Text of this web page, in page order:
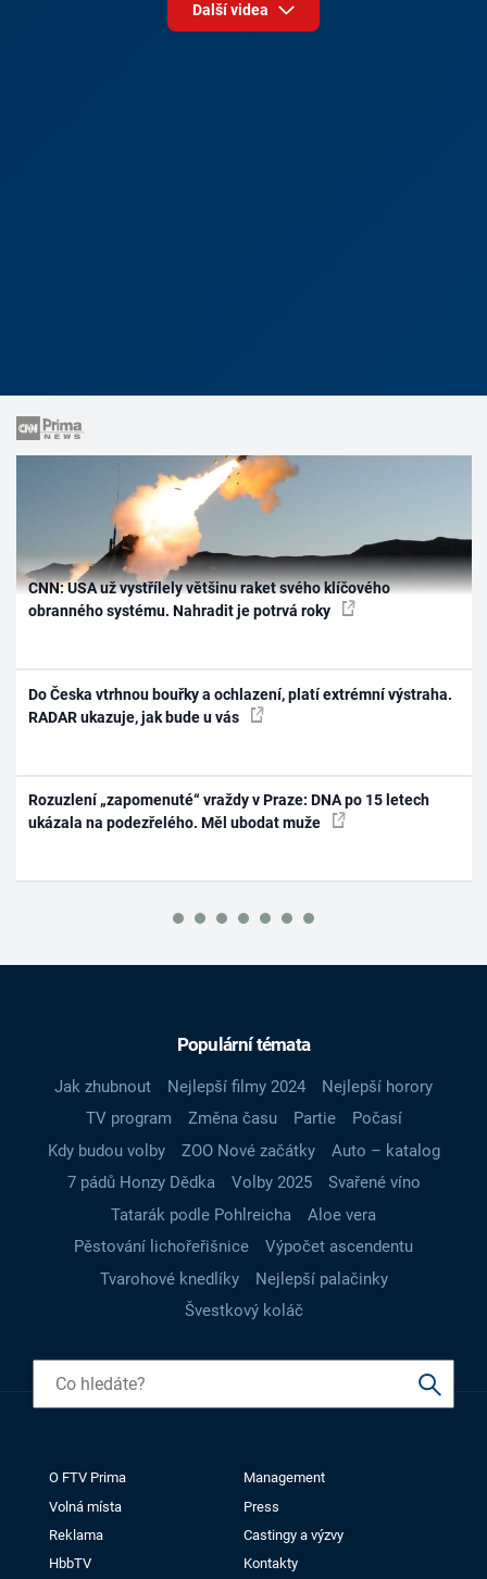
Další videa
CNN: USA už vystřílely většinu raket svého klíčového
obranného systému. Nahradit je potrvá roky
Do Česka vtrhnou bouřky a ochlazení, platí extrémní výstraha.
RADAR ukazuje, jak bude u vás
Rozuzlení „zapomenuté“ vraždy v Praze: DNA po 15 letech
ukázala na podezřelého. Měl ubodat muže
Populární témata
Jak zhubnout Nejlepší filmy 2024
Nejlepší horory
TV program
Změna času Partie
Počasí
Kdy budou volby
ZOO Nové začátky
Auto – katalog
7 pádů Honzy Dědka
Volby 2025
Svařené víno
Tatarák podle Pohlreicha
Aloe vera
Pěstování lichořeřišnice
Výpočet ascendentu
Tvarohové knedlíky
Nejlepší palačinky
Švestkový koláč
O FTV Prima
Management
Volná místa
Press
Reklama
Castingy a výzvy
HbbTV
Kontakty